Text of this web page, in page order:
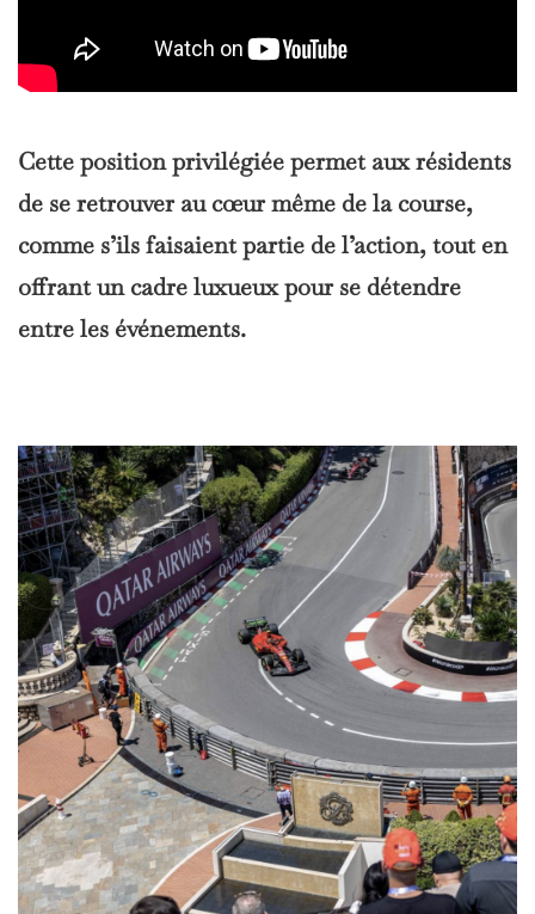
Cette position privilégiée permet aux résidents
de se retrouver au cœur même de la course,
comme s’ils faisaient partie de l’action, tout en
offrant un cadre luxueux pour se détendre
entre les événements.